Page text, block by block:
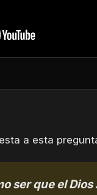
a esta
ser que el